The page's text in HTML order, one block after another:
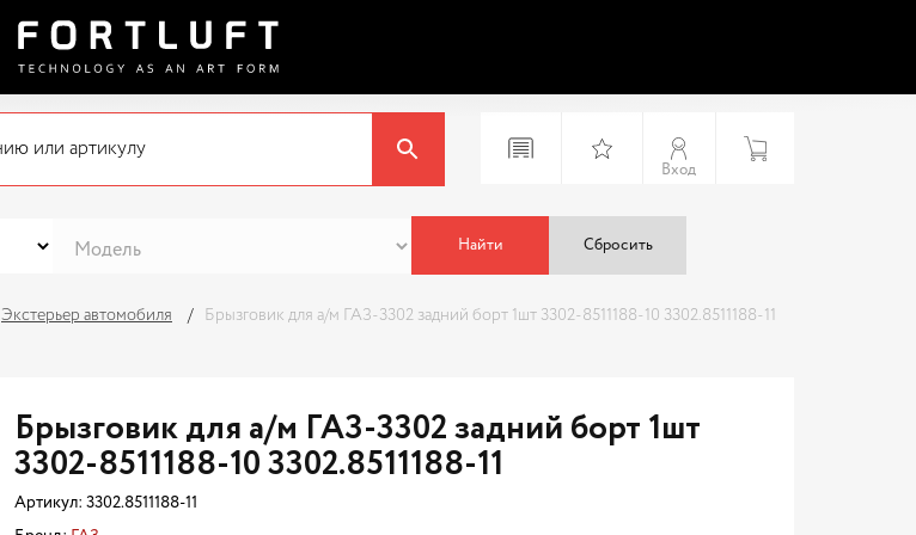
Вход
Найти Сбросить
Экстерьер автомобиля Брызговик для а/м ГАЗ-3302 задний борт 1шт 3302-8511188-10 3302.8511188-11
Брызговик для а/м ГАЗ-3302 задний борт 1шт
3302-8511188-10 3302.8511188-11
Артикул: 3302.8511188-11